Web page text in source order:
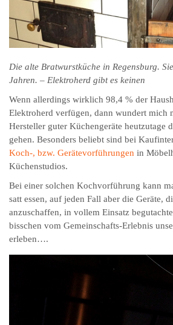
Die alte Bratwurstküche in Regensburg.
Jahren. – Elektroherd gibt es keinen
Wenn allerdings wirklich 98,4 % der
Elektroherd verfügen, dann wundert mich
Hersteller guter Küchengeräte heutzutage
gehen. Besonders beliebt sind bei
Koch-, bzw. Gerätevorführungen in
Küchenstudios.
Bei einer solchen Kochvorführung kann
satt essen, auf jeden Fall aber die Geräte,
anzuschaffen, in vollem Einsatz
bisschen vom Gemeinschafts-Erlebnis
erleben….